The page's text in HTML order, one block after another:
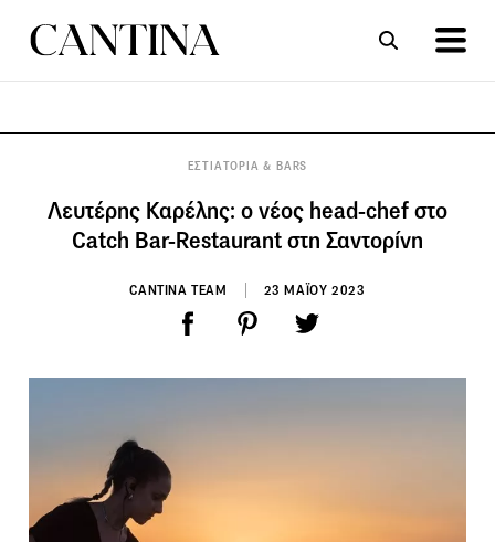
ΕΣΤΙΑΤΟΡΙΑ & BARS
Λευτέρης Καρέλης: ο νέος head-chef στο
Catch Bar-Restaurant στη Σαντορίνη
CANTINA TEAM 23 ΜΑΪΟΥ 2023